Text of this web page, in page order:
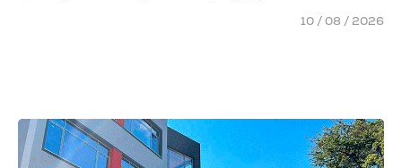
10 / 08 / 2026